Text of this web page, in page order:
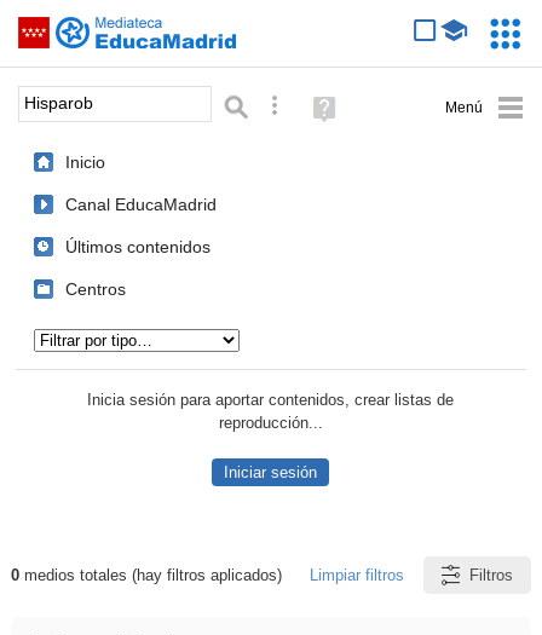
Saltar navegación
Palabra o frase: Búsqueda avanzada
Ayuda
(en
Inicio
Canal EducaMadrid
Últimos contenidos
Centros
Inicia sesión para aportar contenidos, crear listas de
reproducción...
Iniciar sesión
Resultados de: Hisparob
0medios totales (hay filtros aplicados) Limpiar filtros Filtros